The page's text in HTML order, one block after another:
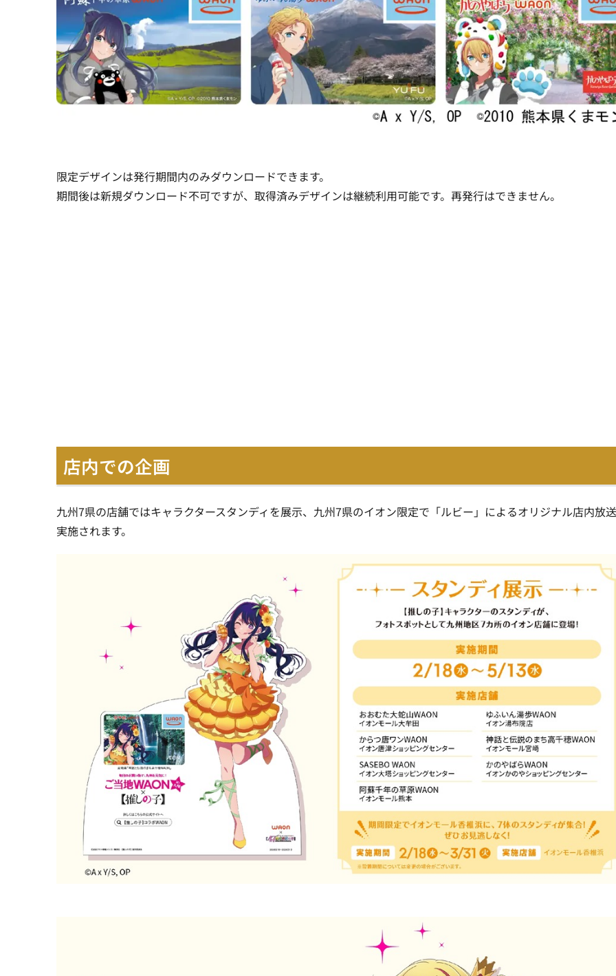
限定デザインは発行期間内のみダウンロードできます。
期間後は新規ダウンロード不可ですが、取得済みデザインは継続利用可能です。再発行はできません。
店内での企画
九州7県の店舗ではキャラクタースタンディを展示、九州7県のイオン限定で「ルビー」によるオリジナル店内放
実施されます。